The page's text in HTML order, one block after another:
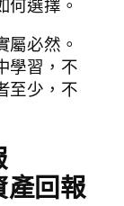
何選擇。
屬必然。
學習，不
至少，不
產回報